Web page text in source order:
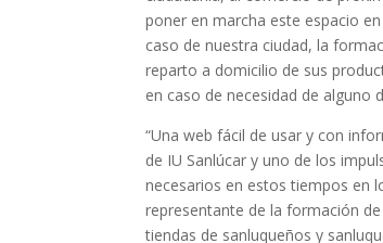
poner en marcha este espacio
caso de nuestra ciudad, la
reparto a domicilio de sus
en caso de necesidad de alguno
“Una web fácil de usar y con
de IU Sanlúcar y uno de los
necesarios en estos tiempos en
representante de la formación
tiendas de sanluqueños y